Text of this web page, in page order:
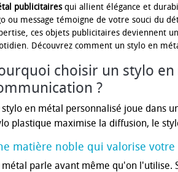
publicitairesqui allient élégance et
ou message témoigne de votre souci du
ces objets publicitaires deviennent
Découvrez comment un stylo en
choisir un stylo
?
stylo en métal personnalisé joue dans
plastique maximise la diffusion, le
matière noble qui valorise votre
métal parle avant même qu'on l'utilise.